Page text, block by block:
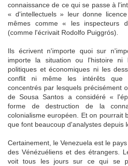
connaissance de ce qui se passe à
« d'intellectuels » leur donne
mêmes comme « les inspecteurs
(comme l'écrivait Rodolfo Puiggrós).
Ils écrivent n'importe quoi sur
importe la situation ou l'histoire ni
politiques et économiques ni les
conflit ni même les intérêts que
concentrés par lesquels précisément
de Sousa Santos a considéré «
forme de destruction de la
colonialisme européen. Et on pourrait
que font beaucoup d'analystes depuis
Certainement, le Venezuela est le
des Vénézuéliens et des étrangers.
voit tous les jours sur ce qui se